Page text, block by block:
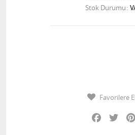
Stok Durumu
Favorilere
Facebook